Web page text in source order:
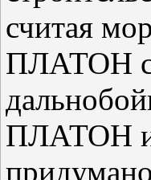
считая
ПЛАТОН
ПЛАТОН